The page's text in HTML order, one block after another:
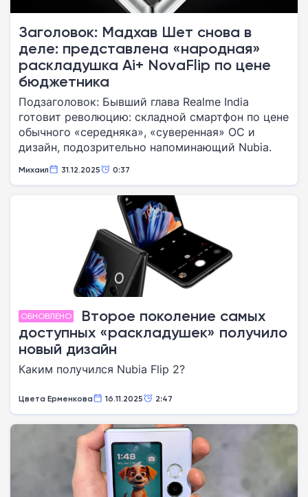
Заголовок: Мадхав Шет снова в
деле: представлена «народная»
раскладушка Ai+ NovaFlip по цене
бюджетника
Подзаголовок: Бывший глава Realme India
готовит революцию: складной смартфон по цене
обычного «середняка», «суверенная» ОС и
дизайн, подозрительно напоминающий Nubia.
Михаил 31.12.2025 0:37
ОБНОВЛЕНО
Второе поколение самых
доступных «раскладушек» получило
новый дизайн
Каким получился Nubia Flip 2?
Цвета Ерменкова 16.11.2025 2:47